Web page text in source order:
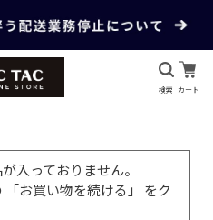
検索 カート
入っておりません。
お買い物を続ける」 をク